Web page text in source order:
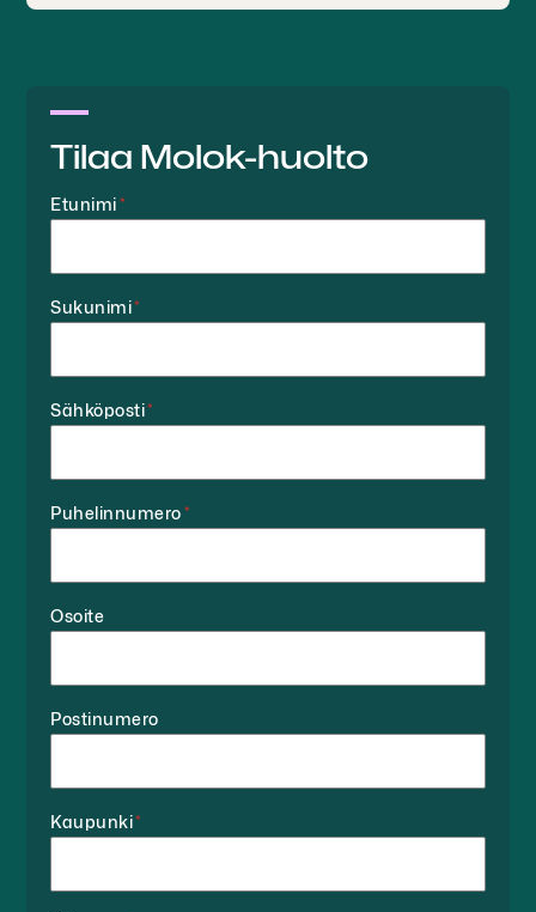
Tilaa Molok-huolto
Etunimi*
Sukunimi*
Sähköposti*
Puhelinnumero*
Osoite
Postinumero
Kaupunki*